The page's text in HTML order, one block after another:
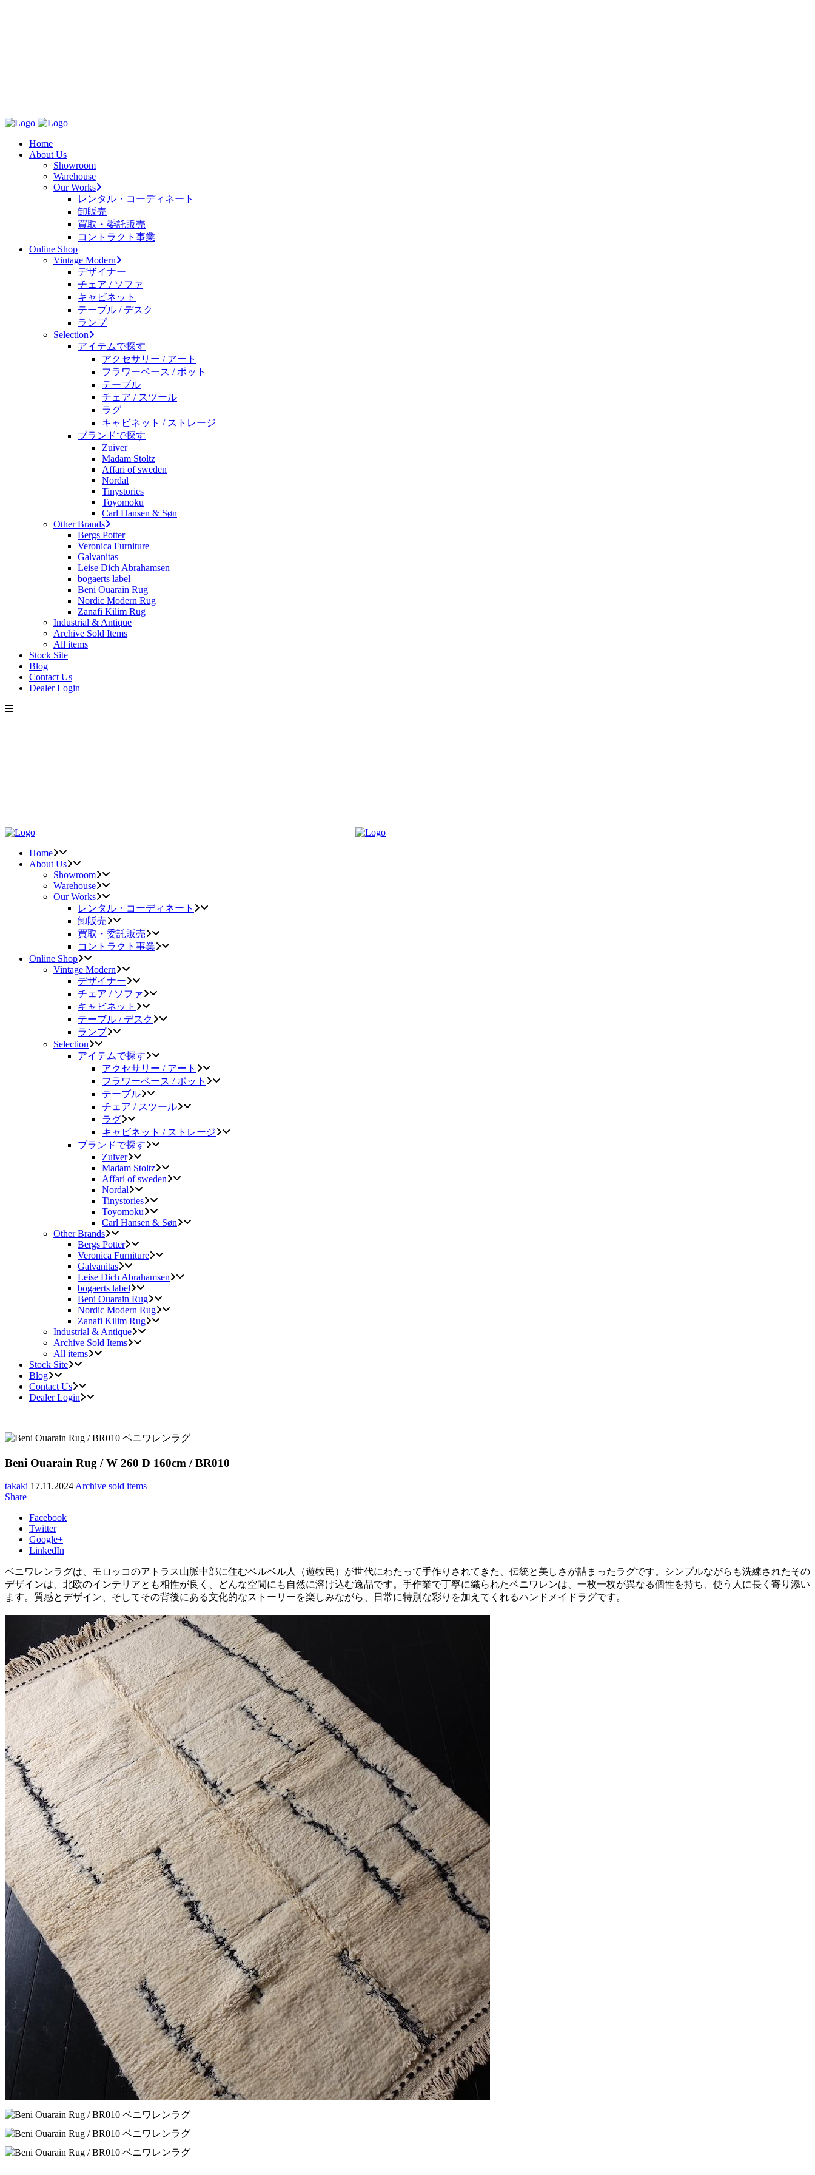
Home
About Us
Showroom
Warehouse
Our Works
レンタル・コーディネート
卸販売
買取・委託販売
コントラクト事業
Online Shop
Vintage Modern
デザイナー
チェア / ソファ
キャビネット
テーブル / デスク
ランプ
Selection
アイテムで探す
アクセサリー / アート
フラワーベース / ポット
テーブル
チェア / スツール
ラグ
キャビネット / ストレージ
ブランドで探す
Zuiver
Madam Stoltz
Affari of sweden
Nordal
Tinystories
Toyomoku
Carl Hansen & Søn
Other Brands
Bergs Potter
Veronica Furniture
Galvanitas
Leise Dich Abrahamsen
bogaerts label
Beni Ouarain Rug
Nordic Modern Rug
Zanafi Kilim Rug
Industrial & Antique
Archive Sold Items
All items
Stock Site
Blog
Contact Us
Dealer Login
Home
About Us
Showroom
Warehouse
Our Works
レンタル・コーディネート
卸販売
買取・委託販売
コントラクト事業
Online Shop
Vintage Modern
デザイナー
チェア / ソファ
キャビネット
テーブル / デスク
ランプ
Selection
アイテムで探す
アクセサリー / アート
フラワーベース / ポット
テーブル
チェア / スツール
ラグ
キャビネット / ストレージ
ブランドで探す
Zuiver
Madam Stoltz
Affari of sweden
Nordal
Tinystories
Toyomoku
Carl Hansen & Søn
Other Brands
Bergs Potter
Veronica Furniture
Galvanitas
Leise Dich Abrahamsen
bogaerts label
Beni Ouarain Rug
Nordic Modern Rug
Zanafi Kilim Rug
Industrial & Antique
Archive Sold Items
All items
Stock Site
Blog
Contact Us
Dealer Login
Beni Ouarain Rug / W 260 D 160cm / BR010
takaki 17.11.2024Archive sold items
Share
Facebook
Twitter
Google+
LinkedIn
ベニワレンラグは、モロッコのアトラス山脈中部に住むベルベル人（遊牧民）が世代にわたって手作りされてきた、伝統と美しさが詰まったラグです。シンプルながらも洗練されたその
デザインは、北欧のインテリアとも相性が良く、どんな空間にも自然に溶け込む逸品です。手作業で丁寧に織られたベニワレンは、一枚一枚が異なる個性を持ち、使う人に長く寄り添い
ます。質感とデザイン、そしてその背後にある文化的なストーリーを楽しみながら、日常に特別な彩りを加えてくれるハンドメイドラグです。